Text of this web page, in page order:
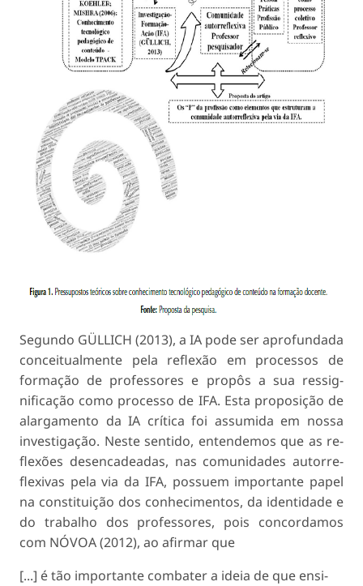
Segundo GÜLLICH (2013), a IA pode ser aprofun­dada
conceitualmente pela reflexão em processos de
formação de professores e propôs a sua ressig­
nificação como processo de IFA. Esta proposição de
alargamento da IA crítica foi assumida em nossa
investigação. Neste sentido, entendemos que as re­
flexões desencadeadas, nas comunidades autorre­
flexivas pela via da IFA, possuem importante papel
na constituição dos conhecimentos, da identidade e
do trabalho dos professores, pois concordamos
com NÓVOA (2012), ao afirmar que
[...] é tão importante combater a ideia de que ensi­